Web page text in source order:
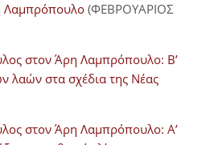
(ΦΕΒΡΟΥΑΡΙΟΣ
στον Άρη Λαμπρόπουλο: Β’
λαών στα σχέδια της Νέας
στον Άρη Λαμπρόπουλο: Α’